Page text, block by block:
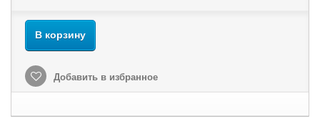
В корзину
Добавить в избранное